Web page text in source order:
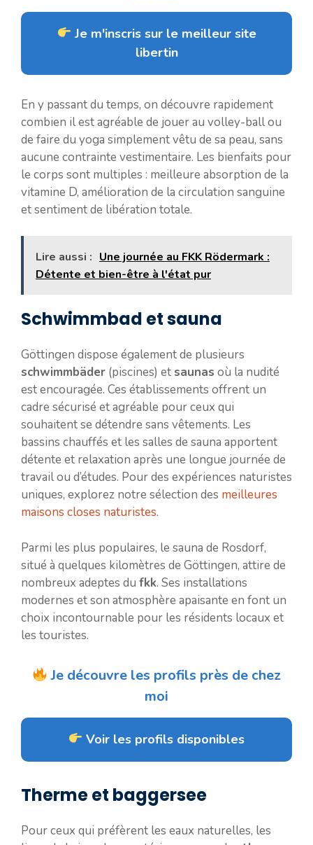
Je m'inscris sur le meilleur site
libertin
En y passant du temps, on découvre rapidement
combien il est agréable de jouer au volley-ball ou
de faire du yoga simplement vêtu de sa peau, sans
aucune contrainte vestimentaire. Les bienfaits pour
le corps sont multiples : meilleure absorption de la
vitamine D, amélioration de la circulation sanguine
et sentiment de libération totale.
Lire aussi : Une journée au FKK Rödermark :
Détente et bien-être à l'état pur
Schwimmbad et sauna
Göttingen dispose également de plusieurs
schwimmbäder (piscines) etsaunas où la nudité
est encouragée. Ces établissements offrent un
cadre sécurisé et agréable pour ceux qui
souhaitent se détendre sans vêtements. Les
bassins chauffés et les salles de sauna apportent
détente et relaxation après une longue journée de
travail ou d’études. Pour des expériences naturistes
uniques, explorez notre sélection des meilleures
maisons closes naturistes.
Parmi les plus populaires, le sauna de Rosdorf,
situé à quelques kilomètres de Göttingen, attire de
nombreux adeptes du fkk. Ses installations
modernes et son atmosphère apaisante en font un
choix incontournable pour les résidents locaux et
les touristes.
Je découvre les profils près de chez
moi
Voir les profils disponibles
Therme et baggersee
Pour ceux qui préfèrent les eaux naturelles, les